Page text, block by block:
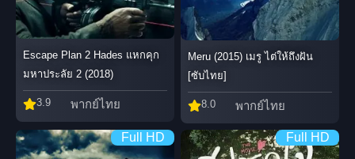
Escape Plan 2 Hades แหกคุก
มหาประลัย 2 (2018)
3.9 พากย์ไทย
Meru (2015) เมรู ไต่ให้ถึงฝัน
[ซับไทย]
8.0 พากย์ไทย
Full HD Full HD